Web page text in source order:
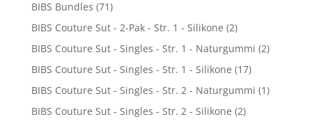
BIBS Bundles (71)
BIBS Couture Sut - 2-Pak - Str. 1 - Silikone (2)
BIBS Couture Sut - Singles - Str. 1 - Naturgummi (2)
BIBS Couture Sut - Singles - Str. 1 - Silikone (17)
BIBS Couture Sut - Singles - Str. 2 - Naturgummi (1)
BIBS Couture Sut - Singles - Str. 2 - Silikone (2)